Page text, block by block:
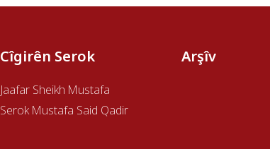
Cîgirên Serok
Jaafar Sheikh Mustafa
Serok Mustafa Said Qadir
Arşîv